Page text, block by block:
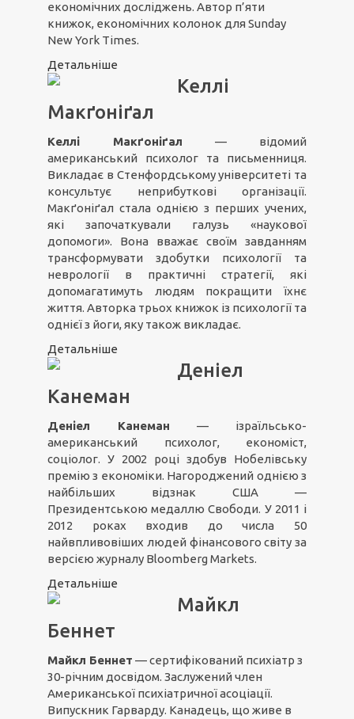
економічних досліджень. Автор п’яти
книжок, економічних колонок для Sunday
New York Times.
Детальніше
Келлі
Макґоніґал
Келлі Макґоніґал — відомий
американський психолог та письменниця.
Викладає в Стенфордському університеті та
консультує неприбуткові організації.
Макґоніґал стала однією з перших учених,
які започаткували галузь «наукової
допомоги». Вона вважає своїм завданням
трансформувати здобутки психології та
неврології в практичні стратегії, які
допомагатимуть людям покращити їхнє
життя. Авторка трьох книжок із психології та
однієї з йоги, яку також викладає.
Детальніше
Деніел
Канеман
Деніел Канеман— ізраїльсько-
американський психолог, економіст,
соціолог. У 2002 році здобув Нобелівську
премію з економіки. Нагороджений однією з
найбільших відзнак США —
Президентською медаллю Свободи. У 2011 і
2012 роках входив до числа 50
найвпливовіших людей фінансового світу за
версією журналу Bloomberg Markets.
Детальніше
Майкл
Беннет
Майкл Беннет — сертифікований психіатр з
30-річним досвідом. Заслужений член
Американської психіатричної асоціації.
Випускник Гарварду. Канадець, що живе в